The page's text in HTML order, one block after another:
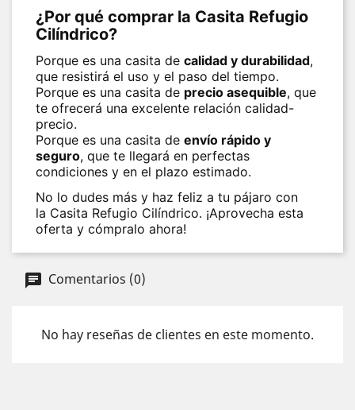
¿Por qué comprar la Casita Refugio
Cilíndrico?
Porque es una casita de calidad y durabilidad,
que resistirá el uso y el paso del tiempo.
Porque es una casita de precio asequible, que
te ofrecerá una excelente relación calidad-
precio.
Porque es una casita de envío rápido y
seguro, que te llegará en perfectas
condiciones y en el plazo estimado.
No lo dudes más y haz feliz a tu pájaro con
la Casita Refugio Cilíndrico. ¡Aprovecha esta
oferta y cómpralo ahora!
Comentarios (0)
No hay reseñas de clientes en este momento.